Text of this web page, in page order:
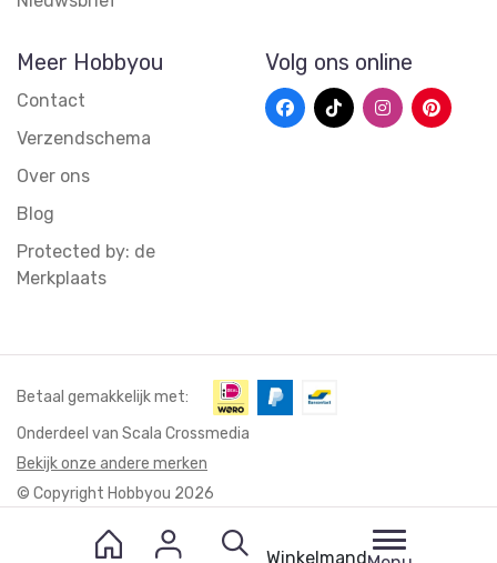
Meer Hobbyou
Contact
Verzendschema
Over ons
Blog
Protected by: de
Merkplaats
Volg ons online
© Copyright Hobbyou 2026
Onderdeel van Scala Crossmedia
Bekijk onze andere merken
Betaal gemakkelijk met:
Winkelmand